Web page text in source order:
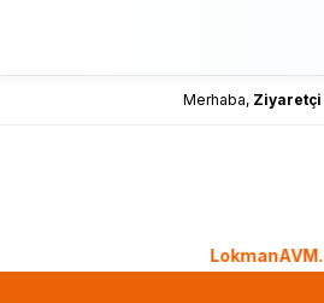
Merhaba, Ziyaretçi